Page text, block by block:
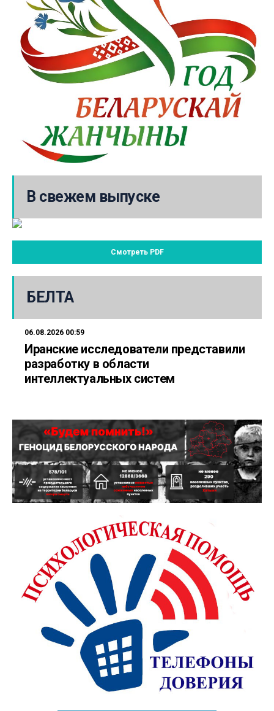
В свежем выпуске
Смотреть PDF
БЕЛТА
06.08.2026 00:59
Иранские исследователи представили
разработку в области
интеллектуальных систем